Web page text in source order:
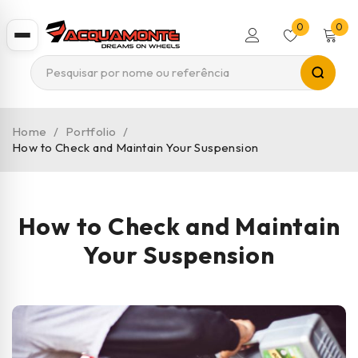
0 0
Home / Portfolio /
How to Check and Maintain Your Suspension
How to Check and Maintain
Your Suspension